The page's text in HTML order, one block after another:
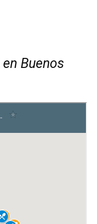
en Buenos